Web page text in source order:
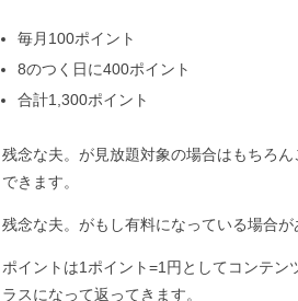
毎月100ポイント
8のつく日に400ポイント
合計1,300ポイント
残念な夫。が見放題対象の場合はもちろ
できます。
残念な夫。がもし有料になっている場合
ポイントは1ポイント=1円としてコンテ
ラスになって返ってきます。